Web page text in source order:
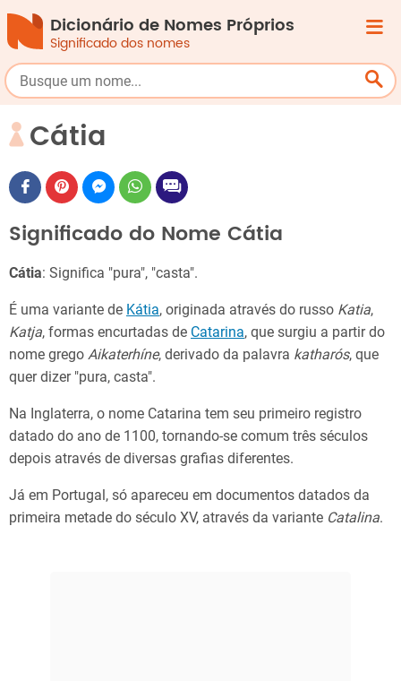
Dicionário de Nomes Próprios
Significado dos nomes
Cátia
Significado do Nome Cátia
Cátia: Significa "pura", "casta".
É uma variante de Kátia, originada através do russo Katia,
Katja, formas encurtadas de Catarina, que surgiu a partir do
nome grego Aikaterhíne, derivado da palavra katharós, que
quer dizer "pura, casta".
Na Inglaterra, o nome Catarina tem seu primeiro registro
datado do ano de 1100, tornando-se comum três séculos
depois através de diversas grafias diferentes.
Já em Portugal, só apareceu em documentos datados da
primeira metade do século XV, através da variante Catalina.